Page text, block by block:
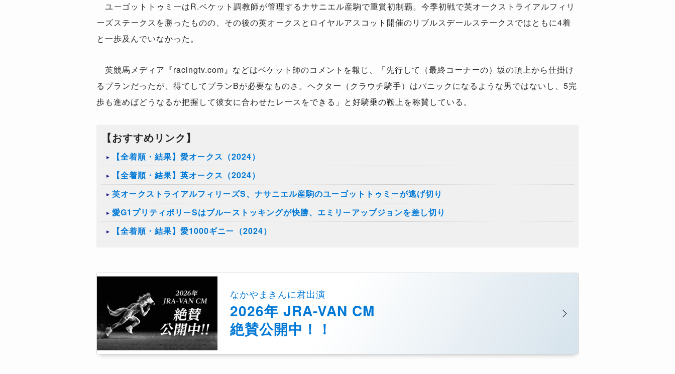
ユーゴットトゥミーはR.ベケット調教師が管理するナサニエル産駒で重賞初制覇。今季初戦で英オークストライアルフィリ
ーズステークスを勝ったものの、その後の英オークスとロイヤルアスコット開催のリブルスデールステークスではともに4着
と一歩及んでいなかった。
英競馬メディア『racingtv.com』などはベケット師のコメントを報じ、「先行して（最終コーナーの）坂の頂上から仕掛け
るプランだったが、得てしてプランBが必要なものさ。ヘクター（クラウチ騎手）はパニックになるような男ではないし、5完
歩も進めばどうなるか把握して彼女に合わせたレースをできる」と好騎乗の鞍上を称賛している。
【おすすめリンク】
【全着順・結果】愛オークス（2024）
【全着順・結果】英オークス（2024）
英オークストライアルフィリーズS、ナサニエル産駒のユーゴットトゥミーが逃げ切り
愛G1プリティポリーSはブルーストッキングが快勝、エミリーアップジョンを差し切り
【全着順・結果】愛1000ギニー（2024）
なかやまきんに君出演
2026年 JRA-VAN CM
絶賛公開中！！